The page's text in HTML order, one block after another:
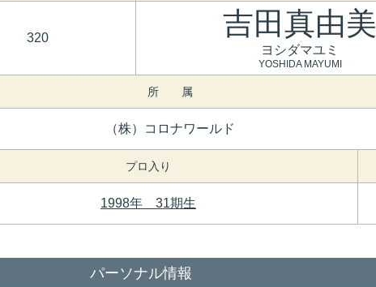
320 吉田真由美
ヨシダマユミ
YOSHIDA MAYUMI
所 属
（株）コロナワールド
プロ入り
1998年 31期生
パーソナル情報